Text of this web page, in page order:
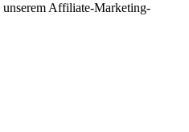
Affiliate-Marketing-